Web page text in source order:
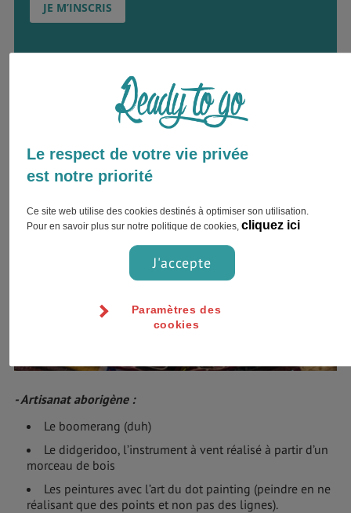
Idées de souvenirs et cadeaux
Voici une liste d’idées pour (s’)offrir un beau souvenir
- Artisanat aborigène :
Le boomerang (duh)
Le didgeridoo, l’instrument à vent réalisé à partir d’un
morceau de bois
Les peintures avec l’art du dot painting (peindre en ne
réalisant que des points et non pas des lignes).
Le respect de votre vie privée
est notre priorité
Ce site web utilise des cookies destinés à optimiser son utilisation.
Pour en savoir plus sur notre politique de cookies, cliquez ici
J'accepte
Paramètres des
cookies